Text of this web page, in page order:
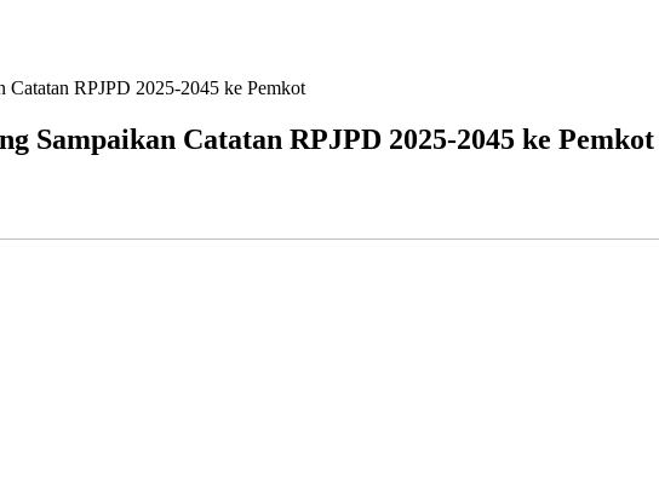
RPJPD 2025-2045 ke Pemkot
Sampaikan Catatan RPJPD 2025-2045 ke Pemkot